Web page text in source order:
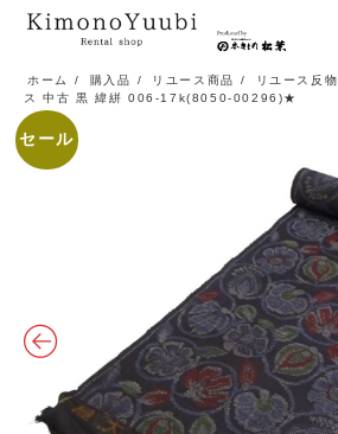
ホーム / 購入品 / リユース商品 / リユース反物
ス 中古 黒 緯絣 006-17k(8050-00296)★
セール